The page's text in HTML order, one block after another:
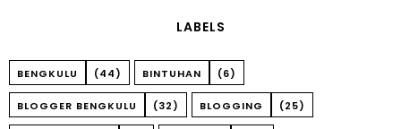
LABELS
BENGKULU (44) BINTUHAN (6)
BLOGGER BENGKULU (32) BLOGGING (25)